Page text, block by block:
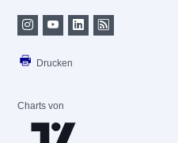
Drucken
Charts von